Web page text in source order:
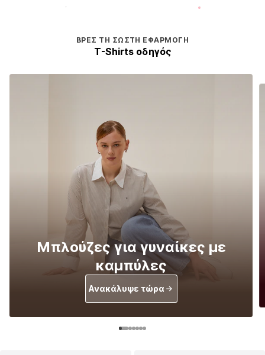
ΒΡΕΣ ΤΗ ΣΩΣΤΉ ΕΦΑΡΜΟΓΉ
T-Shirts οδηγός
Μπλούζες για γυναίκες με
καμπύλες
Ανακάλυψε τώρα